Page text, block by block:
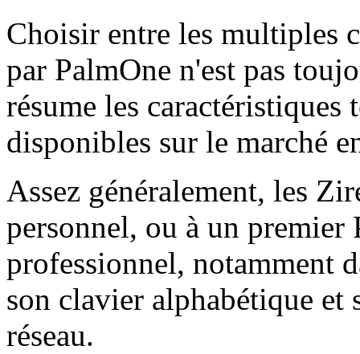
Choisir entre les multiples
par PalmOne n'est pas
résume les caractéristiques
disponibles sur le marché
Assez généralement, les
personnel, ou à un premier
professionnel, notamment
son clavier alphabétique et
réseau.